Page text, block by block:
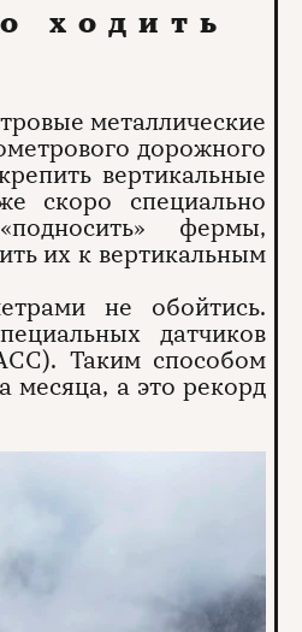
ходить
металлические
дорожного
вертикальные
скоро специально
фермы,
их к вертикальным
не обойтись.
датчиков
Таким способом
месяца, а это рекорд